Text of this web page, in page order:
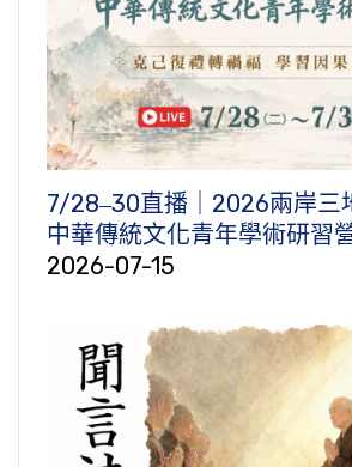
7/28‒30直播｜2026兩岸三
中華傳統文化青年學術研習
2026-07-15